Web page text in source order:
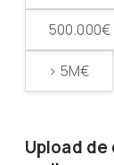
500.000€
> 5M€
Upload